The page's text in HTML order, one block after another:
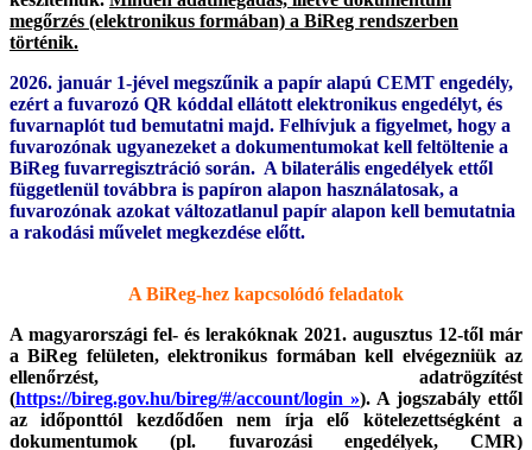
megőrzés (elektronikus formában) a BiReg rendszerben
történik.
2026. január 1-jével megszűnik a papír alapú CEMT engedély,
ezért a fuvarozó QR kóddal ellátott elektronikus engedélyt, és
fuvarnaplót tud bemutatni majd. Felhívjuk a figyelmet, hogy a
fuvarozónak ugyanezeket a dokumentumokat kell feltöltenie a
BiReg fuvarregisztráció során. A bilaterális engedélyek ettől
függetlenül továbbra is papíron alapon használatosak, a
fuvarozónak azokat változatlanul papír alapon kell bemutatnia
a rakodási művelet megkezdése előtt.
A BiReg-hez kapcsolódó feladatok
A magyarországi fel- és lerakóknak 2021. augusztus 12-től már
a BiReg felületen, elektronikus formában kell elvégezniük az
ellenőrzést, adatrögzítést
(https://bireg.gov.hu/bireg/#/account/login »). A jogszabály ettől
az időponttól kezdődően nem írja elő kötelezettségként a
dokumentumok (pl. fuvarozási engedélyek, CMR)